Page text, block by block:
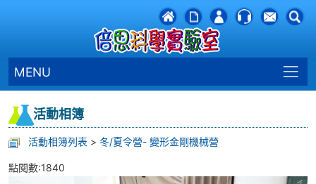
MENU
活動相簿
活動相簿列表 > 冬/夏令營- 變形金剛機械營
點閱數:1840